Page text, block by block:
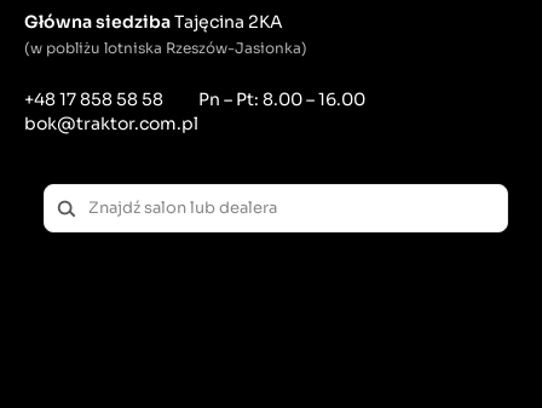
Główna siedzibaTajęcina 2KA
(w pobliżu lotniska Rzeszów-Jasionka)
+48 17 858 58 58
bok@traktor.com.pl
Pn – Pt: 8.00 – 16.00